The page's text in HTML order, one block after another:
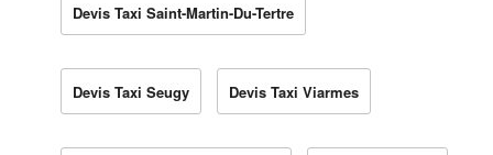
Devis Taxi Saint-Martin-Du-Tertre
Devis Taxi Seugy Devis Taxi Viarmes